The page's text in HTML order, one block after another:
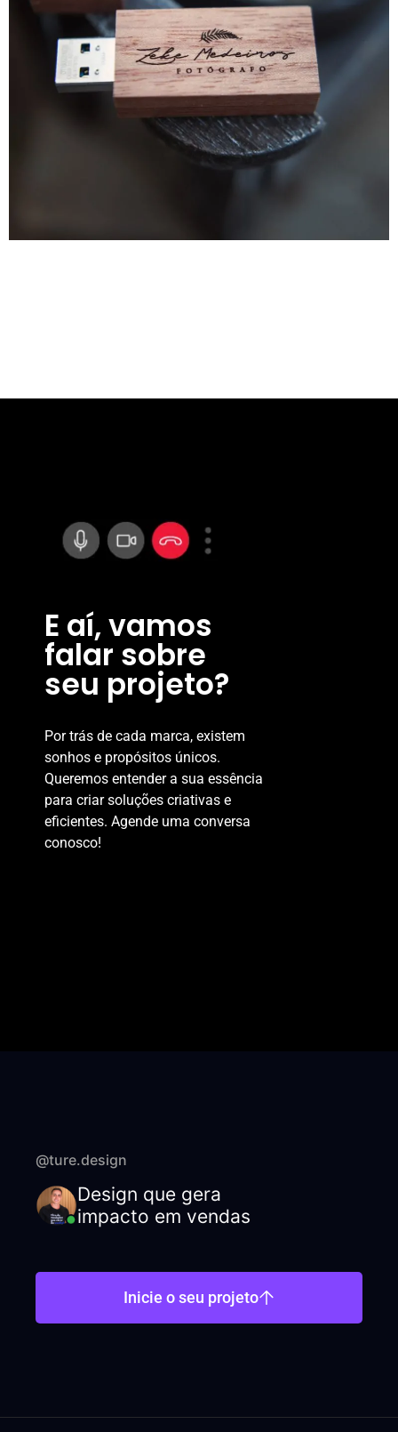
E aí, vamos
falar sobre
seu projeto?
Por trás de cada marca, existem
sonhos e propósitos únicos.
Queremos entender a sua essência
para criar soluções criativas e
eficientes. Agende uma conversa
conosco!
@ture.design
Design que gera
impacto em vendas
Inicie o seu projeto